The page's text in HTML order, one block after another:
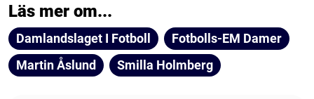
Läs mer om...
Damlandslaget I Fotboll
Fotbolls-EM Damer
Martin Åslund
Smilla Holmberg